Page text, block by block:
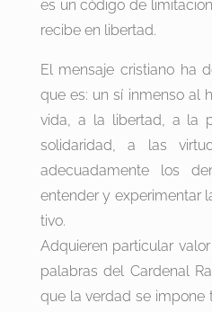
es un código de
recibe en libertad.
El mensaje cristiano ha
que es: un sí inmenso al
vida, a la libertad, a la
solidaridad, a las
adecuadamente los
entender y experimentar
tivo.
Adquieren particular
palabras del Cardenal
que la verdad se impone